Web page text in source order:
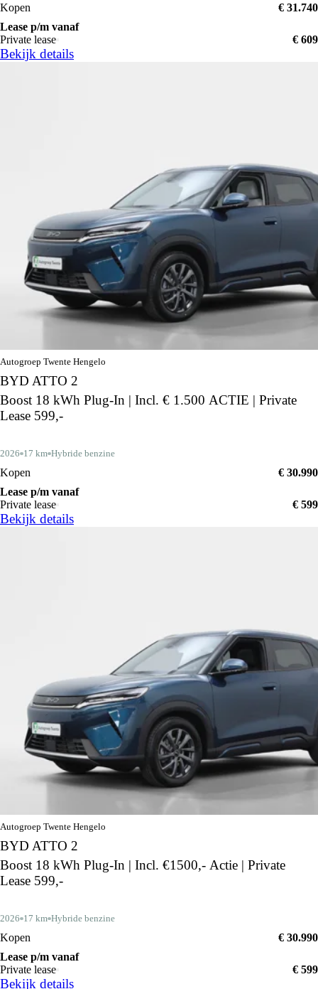
Kopen
€ 31.740
Lease p/m vanaf
Private lease
€ 609
Bekijk details
Autogroep Twente Hengelo
BYD ATTO 2
Boost 18 kWh Plug-In | Incl. € 1.500 ACTIE | Private
Lease 599,-
2026 17 km Hybride benzine
Kopen
€ 30.990
Lease p/m vanaf
Private lease
€ 599
Bekijk details
Autogroep Twente Hengelo
BYD ATTO 2
Boost 18 kWh Plug-In | Incl. €1500,- Actie | Private
Lease 599,-
2026 17 km Hybride benzine
Kopen
€ 30.990
Lease p/m vanaf
Private lease
€ 599
Bekijk details